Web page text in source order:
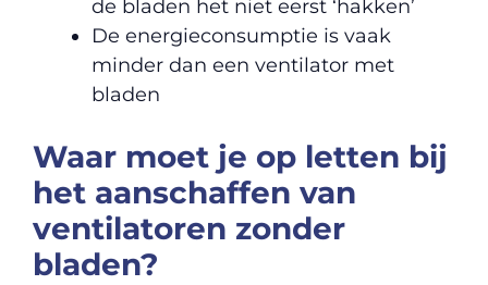
de bladen het niet eerst ‘hakken’
De energieconsumptie is vaak
minder dan een ventilator met
bladen
Waar moet je op letten bij
het aanschaffen van
ventilatoren zonder
bladen?